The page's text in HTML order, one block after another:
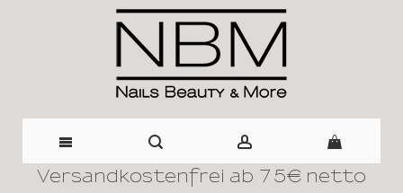
Direkt
Versandkostenfrei ab 75€ netto